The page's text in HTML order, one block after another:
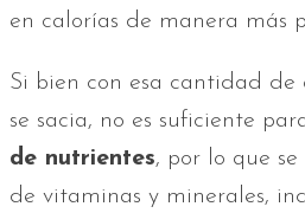
en calorías de manera más
Si bien con esa cantidad de
se sacia, no es suficiente
de nutrientes, por lo que
de vitaminas y minerales,